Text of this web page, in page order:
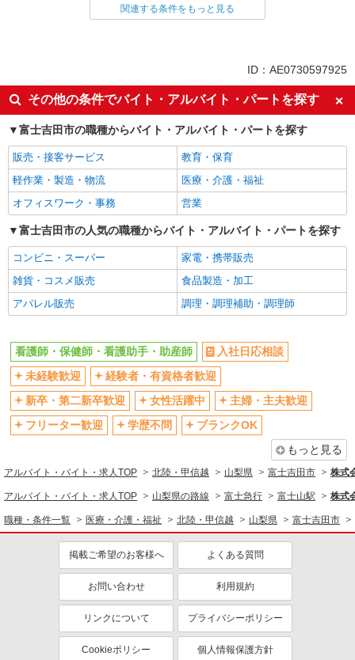
看護師・保健師・看護助手・助産師
ボーナス・賞与あり
車通勤OK
交通費支給
社会保険あり
産休・育休取得実績あり
関連する条件をもっと見る
ID：AE0730597925
その他の条件でバイト・アルバイト・パートを探す
富士吉田市の職種からバイト・アルバイト・パートを探す
販売・接客サービス
教育・保育
軽作業・製造・物流
医療・介護・福祉
オフィスワーク・事務
営業
富士吉田市の人気の職種からバイト・アルバイト・パートを探す
コンビニ・スーパー
家電・携帯販売
雑貨・コスメ販売
食品製造・加工
アパレル販売
調理・調理補助・調理師
看護師・保健師・看護助手・助産師
入社日応相談
未経験歓迎
経験者・有資格者歓迎
新卒・第二新卒歓迎
女性活躍中
主婦・主夫歓迎
フリーター歓迎
学歴不問
ブランクOK
もっと見る
アルバイト・バイト・求人TOP 北陸・甲信越 山梨県 富士吉田市 株式
アルバイト・バイト・求人TOP 山梨県の路線 富士急行 富士山駅 株式
職種・条件一覧 医療・介護・福祉 北陸・甲信越 山梨県 富士吉田市
掲載ご希望のお客様へ よくある質問
お問い合わせ 利用規約
リンクについて プライバシーポリシー
Cookieポリシー 個人情報保護方針